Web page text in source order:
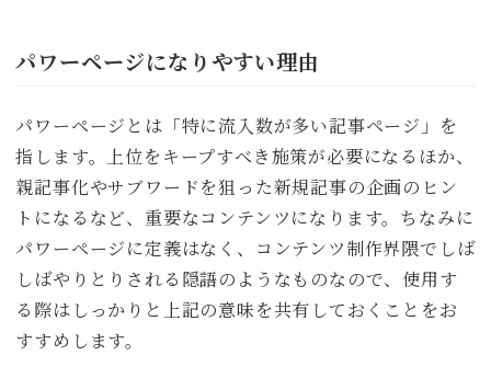
パワーページになりやすい理由
パワーページとは「特に流入数が多い記事ページ」を
指します。上位をキープすべき施策が必要になるほか、
親記事化やサブワードを狙った新規記事の企画のヒン
トになるなど、重要なコンテンツになります。ちなみに
パワーページに定義はなく、コンテンツ制作界隈でしば
しばやりとりされる隠語のようなものなので、使用す
る際はしっかりと上記の意味を共有しておくことをお
すすめします。